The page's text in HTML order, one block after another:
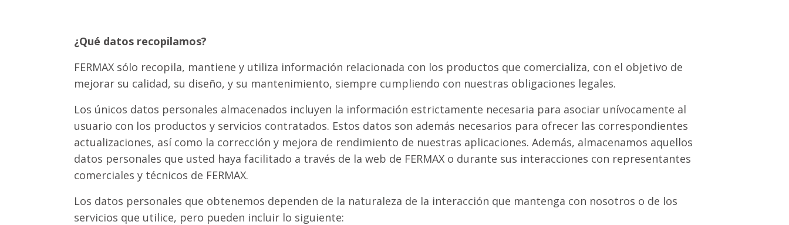
¿Qué datos recopilamos?
FERMAX sólo recopila, mantiene y utiliza información relacionada con los productos que comercializa, con el objetivo de
mejorar su calidad, su diseño, y su mantenimiento, siempre cumpliendo con nuestras obligaciones legales.
Los únicos datos personales almacenados incluyen la información estrictamente necesaria para asociar unívocamente al
usuario con los productos y servicios contratados. Estos datos son además necesarios para ofrecer las correspondientes
actualizaciones, así como la corrección y mejora de rendimiento de nuestras aplicaciones. Además, almacenamos aquellos
datos personales que usted haya facilitado a través de la web de FERMAX o durante sus interacciones con representantes
comerciales y técnicos de FERMAX.
Los datos personales que obtenemos dependen de la naturaleza de la interacción que mantenga con nosotros o de los
servicios que utilice, pero pueden incluir lo siguiente: